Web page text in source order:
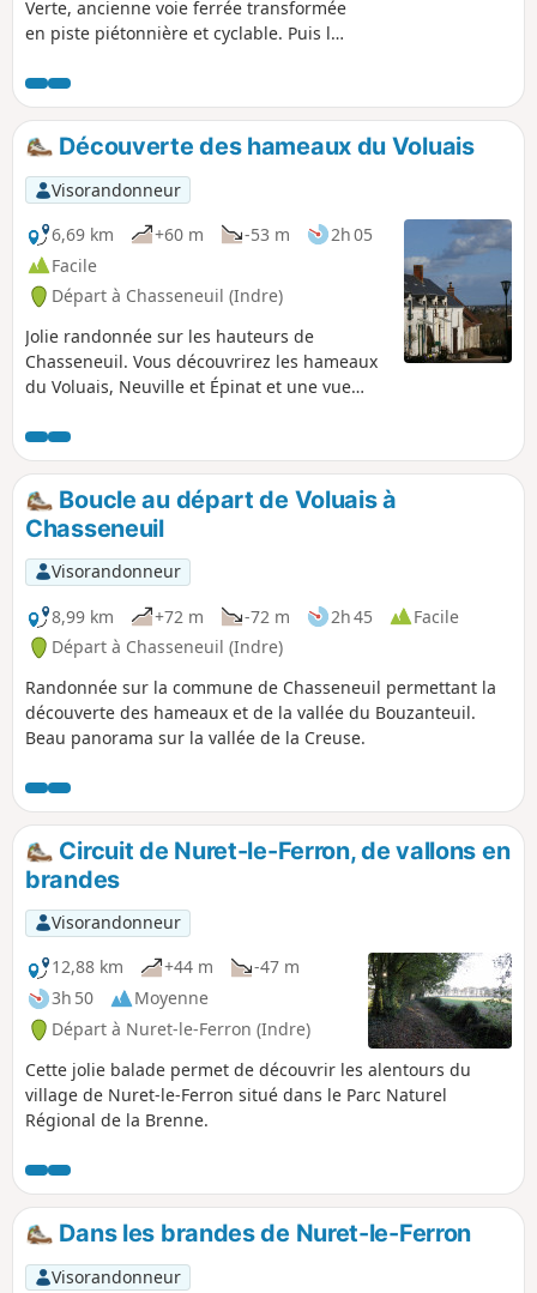
Verte, ancienne voie ferrée transformée
en piste piétonnière et cyclable. Puis les
avoisinants et serpentent à travers
champs et vergers, permettant
d'admirer d'anciennes loges de vignes.
Découverte des hameaux du Voluais
Visorandonneur
6,69 km
+60 m -53 m
2h 05
Facile
Départ à Chasseneuil (Indre)
Jolie randonnée sur les hauteurs de
Chasseneuil. Vous découvrirez les hameaux
du Voluais, Neuville et Épinat et une vue
de la Creuse.
Boucle au départ de Voluais à
Chasseneuil
Visorandonneur
8,99 km
+72 m -72 m 2h 45
Facile
Départ à Chasseneuil (Indre)
Randonnée sur la commune de Chasseneuil permettant la
découverte des hameaux et de la vallée du Bouzanteuil.
Beau panorama sur la vallée de la Creuse.
Circuit de Nuret-le-Ferron, de vallons en
brandes
Visorandonneur
12,88 km
+44 m
-47 m
3h 50
Moyenne
Départ à Nuret-le-Ferron (Indre)
Cette jolie balade permet de découvrir les alentours du
village de Nuret-le-Ferron situé dans le Parc Naturel
Régional de la Brenne.
Dans les brandes de Nuret-le-Ferron
Visorandonneur